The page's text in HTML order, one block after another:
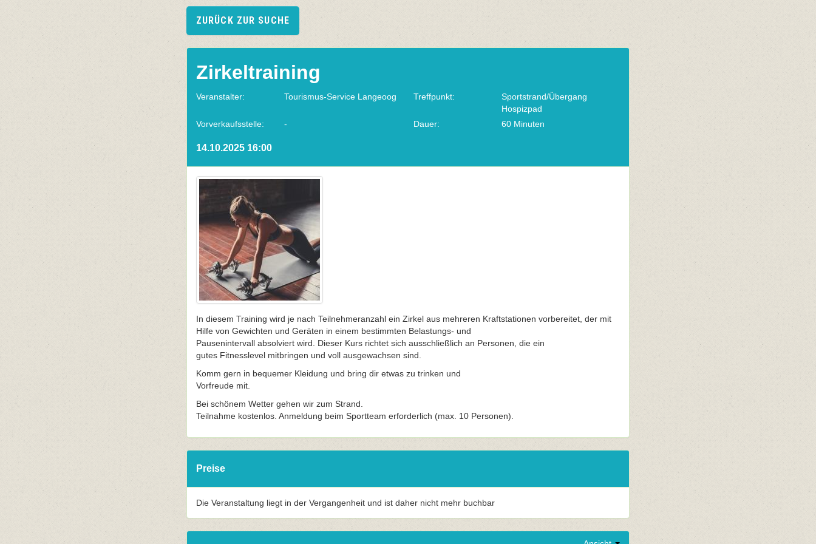
ZURÜCK ZUR SUCHE
Zirkeltraining
Veranstalter: Tourismus-Service Langeoog Treffpunkt:
Sportstrand/Übergang
Hospizpad
Vorverkaufsstelle:
- Dauer: 60 Minuten
14.10.2025 16:00
In diesem Training wird je nach Teilnehmeranzahl ein Zirkel aus mehreren Kraftstationen vorbereitet, der mit
Hilfe von Gewichten und Geräten in einem bestimmten Belastungs- und
Pausenintervall absolviert wird. Dieser Kurs richtet sich ausschließlich an Personen, die ein
gutes Fitnesslevel mitbringen und voll ausgewachsen sind.
Komm gern in bequemer Kleidung und bring dir etwas zu trinken und
Vorfreude mit.
Bei schönem Wetter gehen wir zum Strand.
Teilnahme kostenlos. Anmeldung beim Sportteam erforderlich (max. 10 Personen).
Preise
Die Veranstaltung liegt in der Vergangenheit und ist daher nicht mehr buchbar